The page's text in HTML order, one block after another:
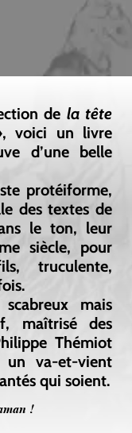
de la tête
voici un livre
d’une belle
protéiforme,
des textes de
le ton, leur
siècle, pour
truculente,
mais
maîtrisé des
Thémiot
va-et-vient
qui soient.
!